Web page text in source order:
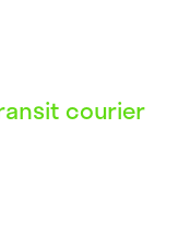
courier